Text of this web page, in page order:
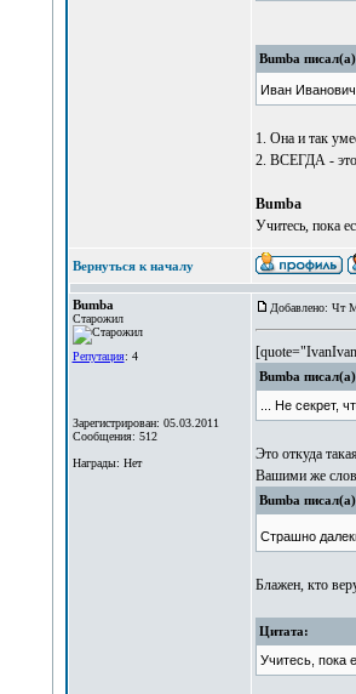
Bumba
Иван
1. Она и так
2. ВСЕГДА -
Bumba
Учитесь, пока
Вернуться к началу
Bumba
Старожил
Репутация: 4
Зарегистрирован: 05.03.2011
Сообщения: 512
Награды: Нет
Добавлено: Чт
Bumba
... Не секрет,
Это откуда
Вашими же
Bumba
Страшно
Блажен, кто
Цитата:
Учитесь, пока